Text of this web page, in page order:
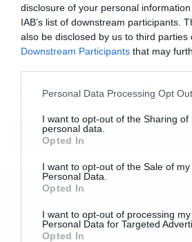
disclosure of your personal
IAB’s list of downstream participants.
also be disclosed by us to third parties
Downstream Participants that may
Personal Data Processing Opt
I want to opt-out of the Sharing of
personal data.
Opted In
I want to opt-out of the Sale of my
Personal Data.
Opted In
I want to opt-out of processing my
Personal Data for Targeted
Opted In
Φινόπουλου λόγω κινδύνου
21:14 Ευρωαγορές: Εκτόξευση
καταστροφής λόγω της
Δραματική επιδείνωση της
αποκαλύπτει ο γιος του
Επικοινωνία